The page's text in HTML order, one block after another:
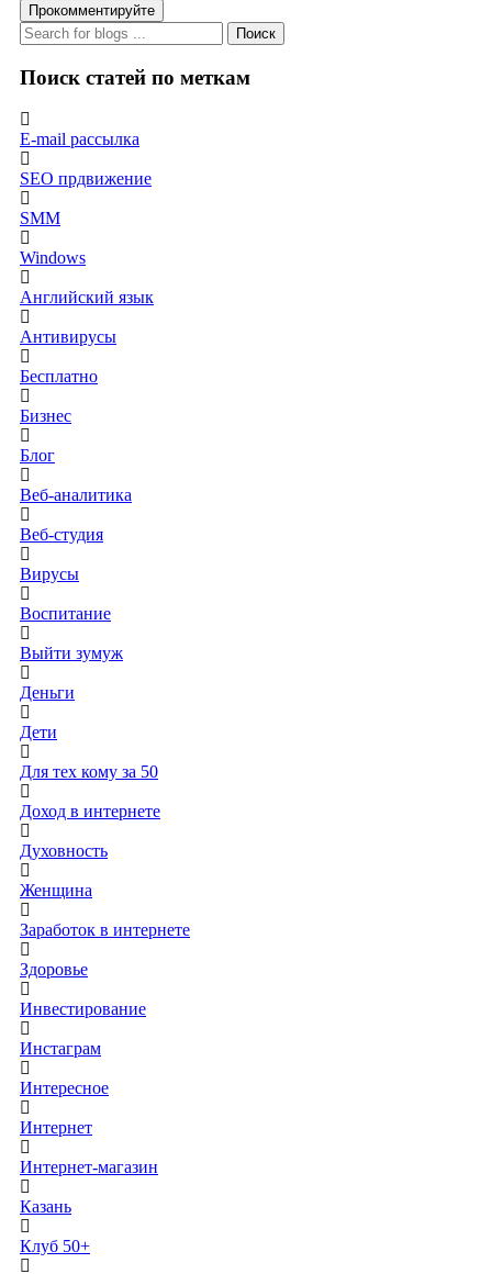
Прокомментируйте
Поиск
Поиск статей по меткам
E-mail рассылка
SEO прдвижение
SMM
Windows
Английский язык
Антивирусы
Бесплатно
Бизнес
Блог
Веб-аналитика
Веб-студия
Вирусы
Воспитание
Выйти зумуж
Деньги
Дети
Для тех кому за 50
Доход в интернете
Духовность
Женщина
Заработок в интернете
Здоровье
Инвестирование
Инстаграм
Интересное
Интернет
Интернет-магазин
Казань
Клуб 50+